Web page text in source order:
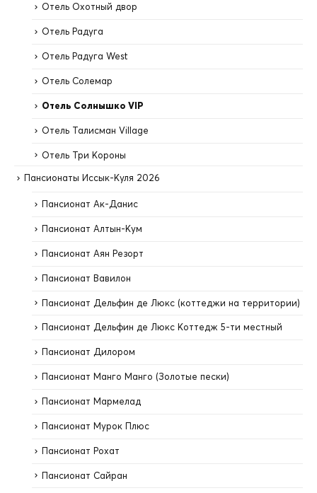
Отель Охотный двор
Отель Радуга
Отель Радуга West
Отель Солемар
Отель Солнышко VIP
Отель Талисман Village
Отель Три Короны
Пансионаты Иссык-Куля 2026
Пансионат Ак-Данис
Пансионат Алтын-Кум
Пансионат Аян Резорт
Пансионат Вавилон
Пансионат Дельфин де Люкс (коттеджи на территории)
Пансионат Дельфин де Люкс Коттедж 5-ти местный
Пансионат Дилором
Пансионат Манго Манго (Золотые пески)
Пансионат Мармелад
Пансионат Мурок Плюс
Пансионат Рохат
Пансионат Сайран